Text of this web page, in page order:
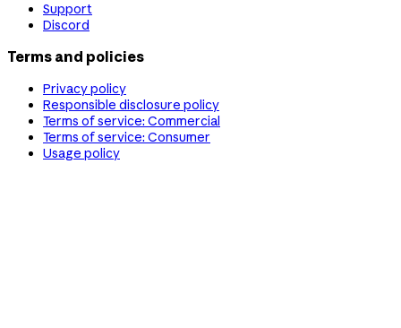
Support
Discord
Terms and policies
Privacy policy
Responsible disclosure policy
Terms of service: Commercial
Terms of service: Consumer
Usage policy